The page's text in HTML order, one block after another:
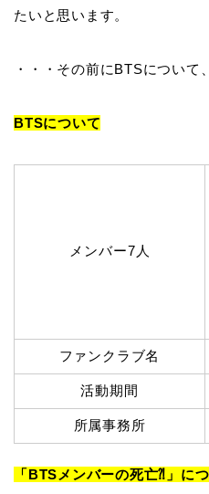
たいと思います。
・・・その前にBTSについて
BTSについて
メンバー7人
ファンクラブ名
活動期間
所属事務所
「BTSメンバーの死亡⁈」に